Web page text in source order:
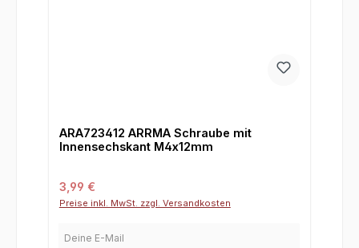
ARA723412 ARRMA Schraube mit
Innensechskant M4x12mm
Regulärer Preis:
3,99 €
Preise inkl. MwSt. zzgl. Versandkosten